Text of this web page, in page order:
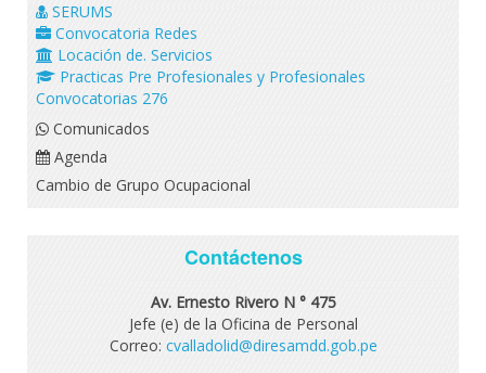
SERUMS
Convocatoria Redes
Locación de. Servicios
Practicas Pre Profesionales y Profesionales
Convocatorias 276
Comunicados
Agenda
Cambio de Grupo Ocupacional
Contáctenos
Av. Ernesto Rivero N ° 475
Jefe (e) de la Oficina de Personal
Correo: cvalladolid@diresamdd.gob.pe